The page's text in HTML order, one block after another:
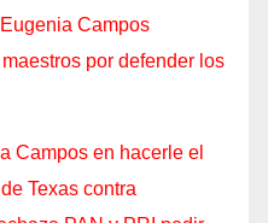
Campos
por defender los
Campos en hacerle el
Texas contra